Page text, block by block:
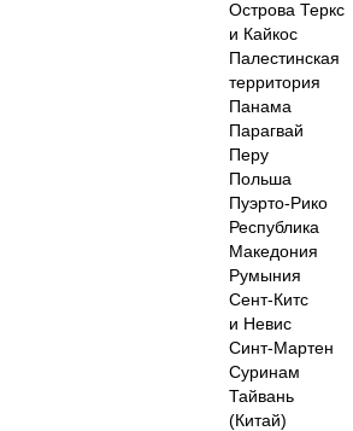
Острова Теркс
и Кайкос
Палестинская
территория
Панама
Парагвай
Перу
Польша
Пуэрто-Рико
Республика
Македония
Румыния
Сент-Китс
и Невис
Синт-Мартен
Суринам
Тайвань
(Китай)